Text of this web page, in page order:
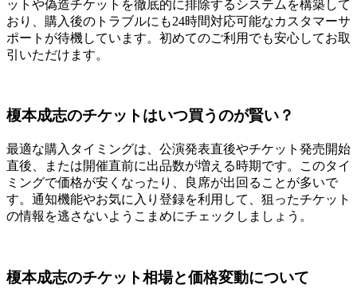
ットや偽造チケットを徹底的に排除するシステムを構築して
おり、購入後のトラブルにも24時間対応可能なカスタマーサ
ポートが待機しています。初めてのご利用でも安心してお取
引いただけます。
榎本成志のチケットはいつ買うのが賢い？
最適な購入タイミングは、公演発表直後やチケット発売開始
直後、または開催直前に出品数が増える時期です。このタイ
ミングで価格が安くなったり、良席が出回ることが多いで
す。通知機能やお気に入り登録を利用して、狙ったチケット
の情報を逃さないようこまめにチェックしましょう。
榎本成志のチケット相場と価格変動について